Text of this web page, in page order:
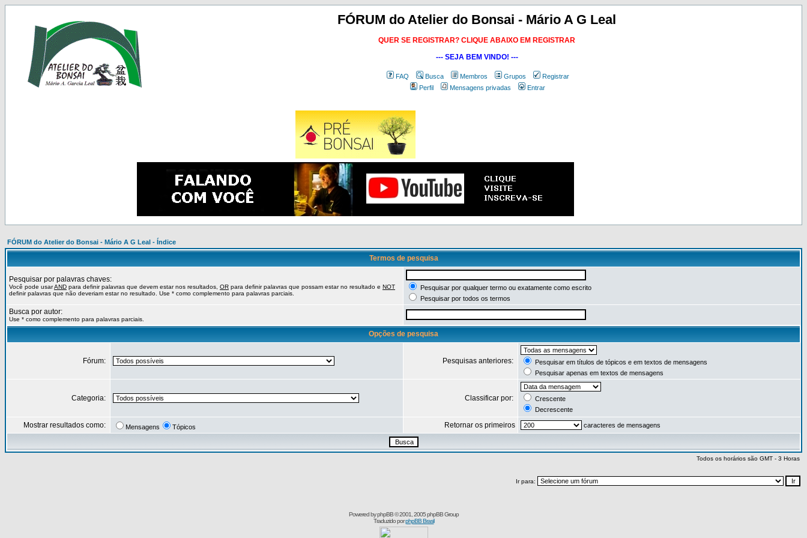
FÓRUM do Atelier do Bonsai - Mário A G Leal
QUER SE REGISTRAR? CLIQUE ABAIXO EM REGISTRAR
--- SEJA BEM VINDO! ---
FAQ Busca Membros Grupos
Registrar
Perfil
Mensagens privadas Entrar
FÓRUM do Atelier do Bonsai - Mário A G Leal - Índice
Termos de pesquisa
Pesquisar por palavras chaves:
Você pode usarAND para definir palavras que devem estar nos resultados, OR para definir palavras que possam estar no resultado e NOT
definir palavras que não deveriam estar no resultado. Use * como complemento para palavras parciais.
Pesquisar por qualquer termo ou exatamente como escrito
Pesquisar por todos os termos
Busca por autor:
Use * como complemento para palavras parciais.
Opções de pesquisa
Fórum: Pesquisas anteriores:
Pesquisar em títulos de tópicos e em textos de mensagens
Pesquisar apenas em textos de mensagens
Categoria: Classificar por:
Crescente
Decrescente
Mostrar resultados como: Mensagens Tópicos Retornar os primeiros caracteres de mensagens
Todos os horários são GMT - 3 Horas
Ir para:
Powered byphpBB© 2001, 2005 phpBB Group
Traduzido porphpBB Brasil